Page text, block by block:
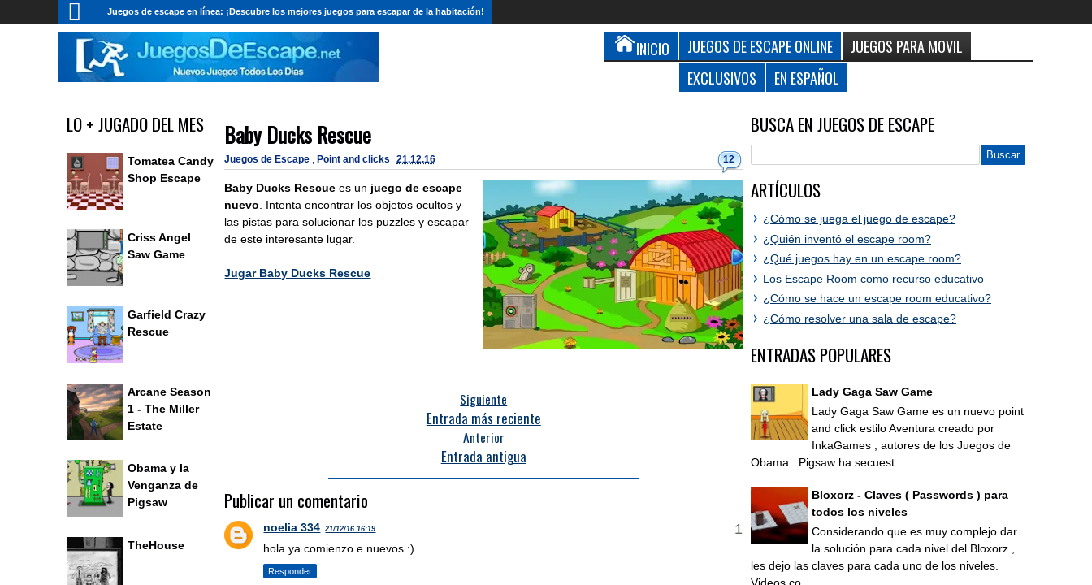
Juegos de escape en línea: ¡Descubre los mejores juegos para escapar de la habitación!
INICIO JUEGOS DE ESCAPE ONLINE
JUEGOS PARA MOVIL
EXCLUSIVOS
EN ESPAÑOL
Baby Ducks Rescue
12
Juegos de Escape , Point and clicks 21.12.16
Baby Ducks Rescue es un juego de escape
nuevo . Intenta encontrar los objetos ocultos y
las pistas para solucionar los puzzles y escapar
de este interesante lugar.
Jugar Baby Ducks Rescue
Siguiente
Entrada más reciente
Anterior
Entrada antigua
Publicar un comentario
noelia 334 21/12/16 16:19
hola ya comienzo e nuevos :)
Responder
LO + JUGADO DEL MES
Tomatea Candy
Shop Escape
Criss Angel
Saw Game
Garfield Crazy
Rescue
Arcane Season
1 - The Miller
Estate
Obama y la
Venganza de
Pigsaw
TheHouse
BUSCA EN JUEGOS DE ESCAPE
ARTÍCULOS
¿Cómo se juega el juego de escape?
¿Quién inventó el escape room?
¿Qué juegos hay en un escape room?
Los Escape Room como recurso educativo
¿Cómo se hace un escape room educativo?
¿Cómo resolver una sala de escape?
ENTRADAS POPULARES
Lady Gaga Saw Game
Lady Gaga Saw Game es un nuevo point
and click estilo Aventura creado por
InkaGames , autores de los Juegos de
Obama . Pigsaw ha secuest...
Bloxorz - Claves ( Passwords ) para
todos los niveles
Considerando que es muy complejo dar
la solución para cada nivel del Bloxorz ,
les dejo las claves para cada uno de los niveles.